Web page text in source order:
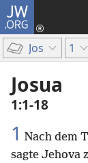
JW.ORG
Jos 1
Josua
1:1-18
1 Nach dem
sagte Jehova